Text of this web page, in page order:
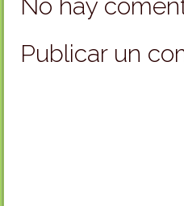
No hay
Publicar un